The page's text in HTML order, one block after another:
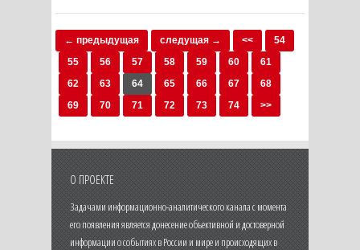
← предыдущая следущая → <<
54
55
56 57 58 59 60
61
62
63 64 65 66 67
68
69
70 71 72 73 74 >>
О ПРОЕКТЕ
Задачами информационно-аналитического канала с момента
его появления является донесение объективной и достоверной
информации о событиях в России и мире и происходящих в